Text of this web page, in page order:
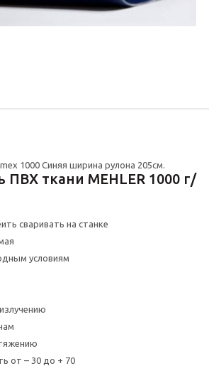
1000 Синяя ширина рулона 205см.
ПВХ ткани MEHLER 1000 г/
сваривать на станке
условиям
от – 30 до + 70